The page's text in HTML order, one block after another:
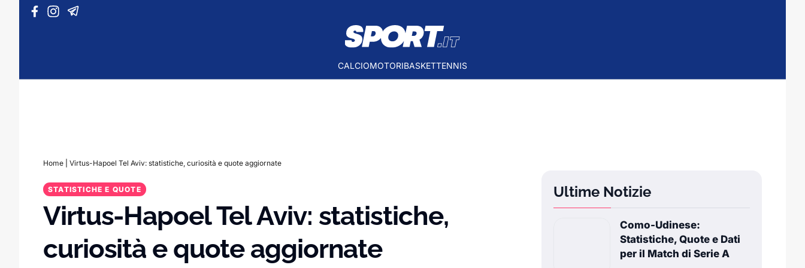
Vai al contenuto
CALCIOMOTORIBASKETTENNIS
Home Virtus-Hapoel Tel Aviv: statistiche, curiosità e quote aggiornate
STATISTICHE E QUOTE
Virtus-Hapoel Tel Aviv: statistiche,
curiosità e quote aggiornate
Ultime Notizie
Como-Udinese:
Statistiche, Quote e Dati
per il Match di Serie A